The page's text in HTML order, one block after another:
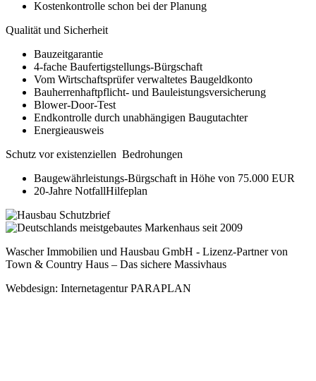
Kostenkontrolle schon bei der Planung
Qualität und Sicherheit
Bauzeitgarantie
4-fache Baufertigstellungs-Bürgschaft
Vom Wirtschaftsprüfer verwaltetes Baugeldkonto
Bauherrenhaftpflicht- und Bauleistungsversicherung
Blower-Door-Test
Endkontrolle durch unabhängigen Baugutachter
Energieausweis
Schutz vor existenziellen Bedrohungen
Baugewährleistungs-Bürgschaft in Höhe von 75.000 EUR
20-Jahre NotfallHilfeplan
Wascher Immobilien und Hausbau GmbH - Lizenz-Partner von
Town & Country Haus – Das sichere Massivhaus
Webdesign: Internetagentur PARAPLAN